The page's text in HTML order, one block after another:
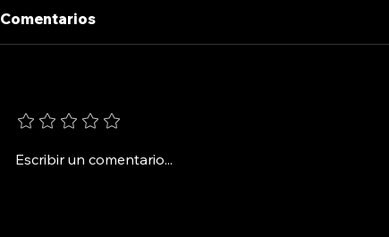
Comentarios
Escribir un comentario...